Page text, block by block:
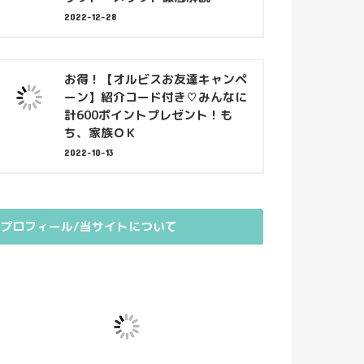
2022-12-28
お得！【オルビスお友達キャンペ
ーン】紹介コード付き♡みんなに
計600ポイントプレゼント！も
ち、家族ＯＫ
2022-10-13
プロフィール/当サイトについて